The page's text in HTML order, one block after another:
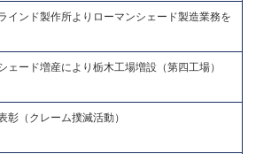
インド製作所よりローマンシェード製造業務を
ェード増産により栃木工場増設（第四工場）
彰（クレーム撲滅活動）